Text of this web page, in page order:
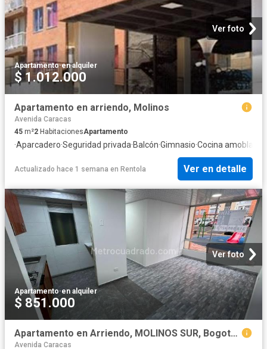
Ver foto
Apartamento·en alquiler
$ 1.012.000
Apartamento en arriendo, Molinos
Avenida Caracas
45 m²2 HabitacionesApartamento
·Aparcadero·Seguridad privada·Balcón·Gimnasio·Cocina amoblada
Actualizado hace 1 semana en Rentola Ver en detalle
Ver foto
Apartamento·en alquiler
$ 851.000
Apartamento en Arriendo, MOLINOS SUR, Bogotá D.C
Avenida Caracas